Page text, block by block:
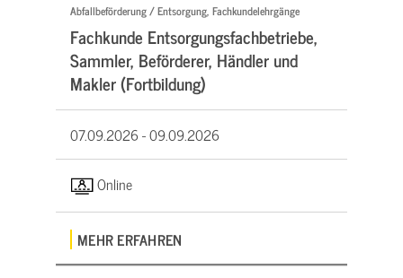
Abfallbeförderung / Entsorgung, Fachkundelehrgänge
Fachkunde Entsorgungsfachbetriebe,
Sammler, Beförderer, Händler und
Makler (Fortbildung)
07.09.2026 -09.09.2026
Online
MEHR ERFAHREN